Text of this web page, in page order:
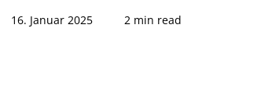
16. Januar 2025 2 min read